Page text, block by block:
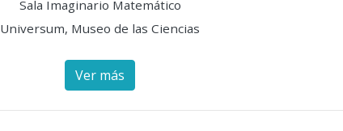
Sala Imaginario Matemático
Universum, Museo de las Ciencias
Ver más